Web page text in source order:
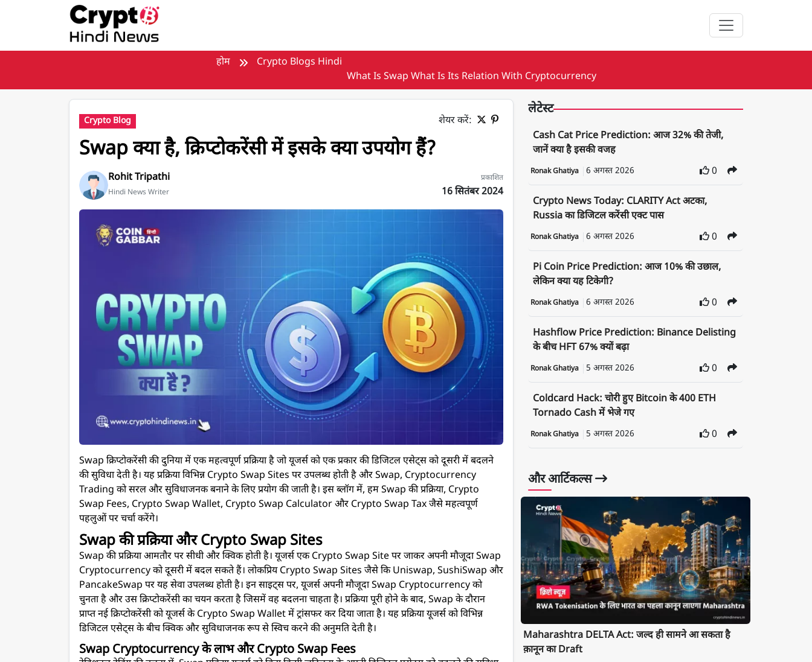
होम
Crypto Blogs Hindi
What Is Swap What Is Its Relation With Cryptocurrency
Crypto Blog शेयर करें:
Swap क्या है, क्रिप्टोकरेंसी में इसके क्या उपयोग हैं?
Rohit Tripathi
Hindi News Writer
प्रकाशित
16 सितंबर 2024
Swap क्या है, क्रिप्टोकरेंसी में इसके क्या उपयोग हैं?
Swap क्रिप्टोकरेंसी की दुनिया में एक महत्वपूर्ण प्रक्रिया है जो यूजर्स को एक प्रकार की डिजिटल एसेट्स को दूसरी में बदलने
की सुविधा देती है। यह प्रक्रिया विभिन्न Crypto Swap Sites पर उपलब्ध होती है और Swap, Cryptocurrency
Trading को सरल और सुविधाजनक बनाने के लिए प्रयोग की जाती है। इस ब्लॉग में, हम Swap की प्रक्रिया, Crypto
Swap Fees, Crypto Swap Wallet, Crypto Swap Calculator और Crypto Swap Tax जैसे महत्वपूर्ण
पहलुओं पर चर्चा करेंगे।
Swap की प्रक्रिया और Crypto Swap Sites
Swap की प्रक्रिया आमतौर पर सीधी और क्विक होती है। यूजर्स एक Crypto Swap Site पर जाकर अपनी मौजूदा Swap
Cryptocurrency को दूसरी में बदल सकते हैं। लोकप्रिय Crypto Swap Sites जैसे कि Uniswap, SushiSwap और
PancakeSwap पर यह सेवा उपलब्ध होती है। इन साइट्स पर, यूजर्स अपनी मौजूदा Swap Cryptocurrency को
चुनता है और उस क्रिप्टोकरेंसी का चयन करता है जिसमें वह बदलना चाहता है। प्रक्रिया पूरी होने के बाद, Swap के दौरान
प्राप्त नई क्रिप्टोकरेंसी को यूजर्स के Crypto Swap Wallet में ट्रांसफर कर दिया जाता है। यह प्रक्रिया यूजर्स को विभिन्न
डिजिटल एसेट्स के बीच क्विक और सुविधाजनक रूप से स्विच करने की अनुमति देती है।
Swap Cryptocurrency के लाभ और Crypto Swap Fees
लेटेस्ट
Cash Cat Price Prediction: आज 32% की तेजी,
जानें क्या है इसकी वजह
Ronak Ghatiya 6 अगस्त 2026 0
Crypto News Today: CLARITY Act अटका,
Russia का डिजिटल करेंसी एक्ट पास
Ronak Ghatiya 6 अगस्त 2026 0
Pi Coin Price Prediction: आज 10% की उछाल,
लेकिन क्या यह टिकेगी?
Ronak Ghatiya 6 अगस्त 2026 0
Hashflow Price Prediction: Binance Delisting
के बीच HFT 67% क्यों बढ़ा
Ronak Ghatiya 5 अगस्त 2026 0
Coldcard Hack: चोरी हुए Bitcoin के 400 ETH
Tornado Cash में भेजे गए
Ronak Ghatiya 5 अगस्त 2026 0
और आर्टिकल्स
Maharashtra DELTA Act: जल्द ही सामने आ सकता है
क़ानून का Draft